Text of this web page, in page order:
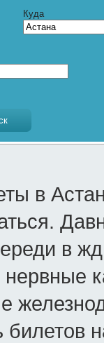
Куда
в
в
билетов